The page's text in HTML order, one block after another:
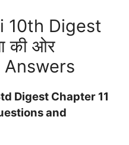
10th Digest
की ओर
Digest Chapter 11
and